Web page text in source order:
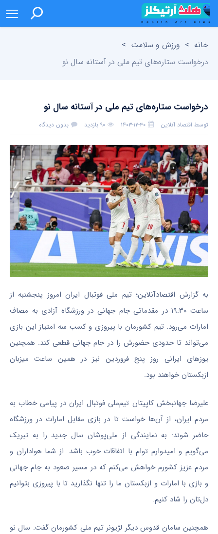
خانه > ورزش و سلامت >
درخواست ستاره‌های تیم ملی در آستانه سال نو
درخواست ستاره‌های تیم ملی در آستانه سال نو
توسط اقتصاد آنلاین ۱۴۰۳-۱۲-۳۰ ۹۰ بازدید بدون دیدگاه
به گزارش اقتصادآنلاین؛ تیم ملی فوتبال ایران امروز پنجشنبه از
ساعت ۱۹:۳۰ در مقدماتی جام جهانی در ورزشگاه آزادی به مصاف
امارات می‌رود. تیم کشورمان با پیروزی و کسب سه امتیاز این بازی
می‌تواند تا حدودی حضورش را در جام جهانی قطعی کند. همچنین
یوزهای ایرانی روز پنج فروردین نیز در همین ساعت میزبان
ازبکستان خواهند بود.
علیرضا جهانبخش کاپیتان تیم‌ملی فوتبال ایران در پیامی خطاب به
مردم ایران، از آن‌ها خواست تا در بازی مقابل امارات در ورزشگاه
حاضر شوند: به نمایندگی از ملی‌پوشان سال جدید را به تبریک
می‌گویم و امیدوارم توام با اتفاقات خوب باشد. از شما هواداران و
مردم عزیز کشورم خواهش می‌کنم که در مسیر صعود به جام جهانی
و بازی با امارات و ازبکستان ما را تنها نگذارید تا با پیروزی بتوانیم
دل‌تان را شاد کنیم.
همچنین سامان قدوس دیگر لژیونر تیم ملی کشورمان گفت: سال نو